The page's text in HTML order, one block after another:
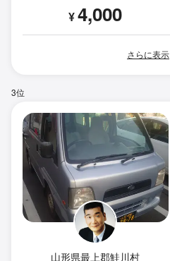
¥4,000
さらに表示
3位
山形県最上郡鮭川村